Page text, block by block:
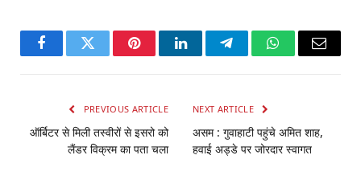
FacebookTwitter PinterestLinkedInTelegramWhatsApp
Email
PREVIOUS ARTICLE
ऑर्बिटर से मिली तस्वीरों से इसरो को
लैंडर विक्रम का पता चला
NEXT ARTICLE
असम : गुवाहाटी पहुंचे अमित शाह,
हवाई अड्डे पर जोरदार स्वागत